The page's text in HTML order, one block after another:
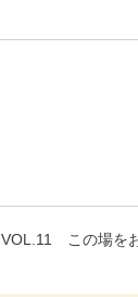
VOL.11 この場を